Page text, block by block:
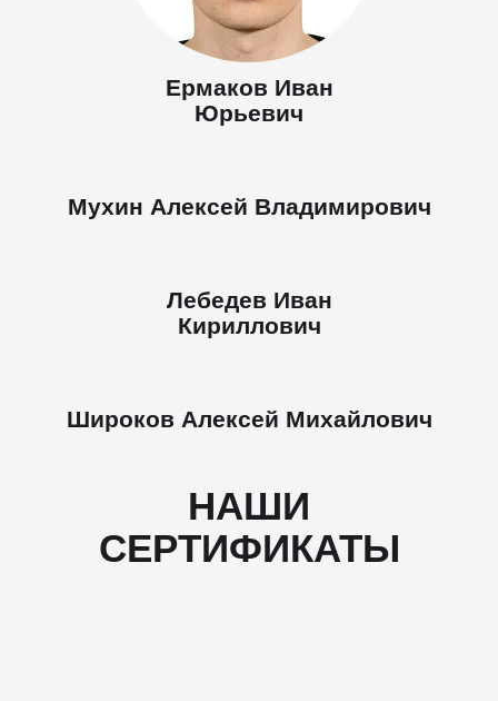
Ермаков Иван
Юрьевич
Мухин Алексей Владимирович
Лебедев Иван
Кириллович
Широков Алексей Михайлович
НАШИ
СЕРТИФИКАТЫ